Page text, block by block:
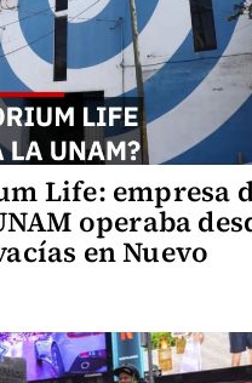
Life: empresa
operaba
en Nuevo